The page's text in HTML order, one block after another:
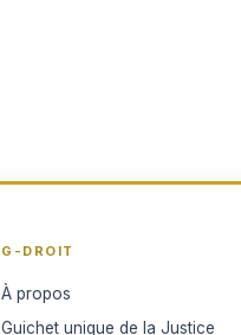
G-DROIT
À propos
Guichet unique de la Justice